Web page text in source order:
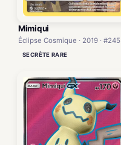
Mimiqui
Éclipse Cosmique · 2019 · #245
SECRÈTE RARE